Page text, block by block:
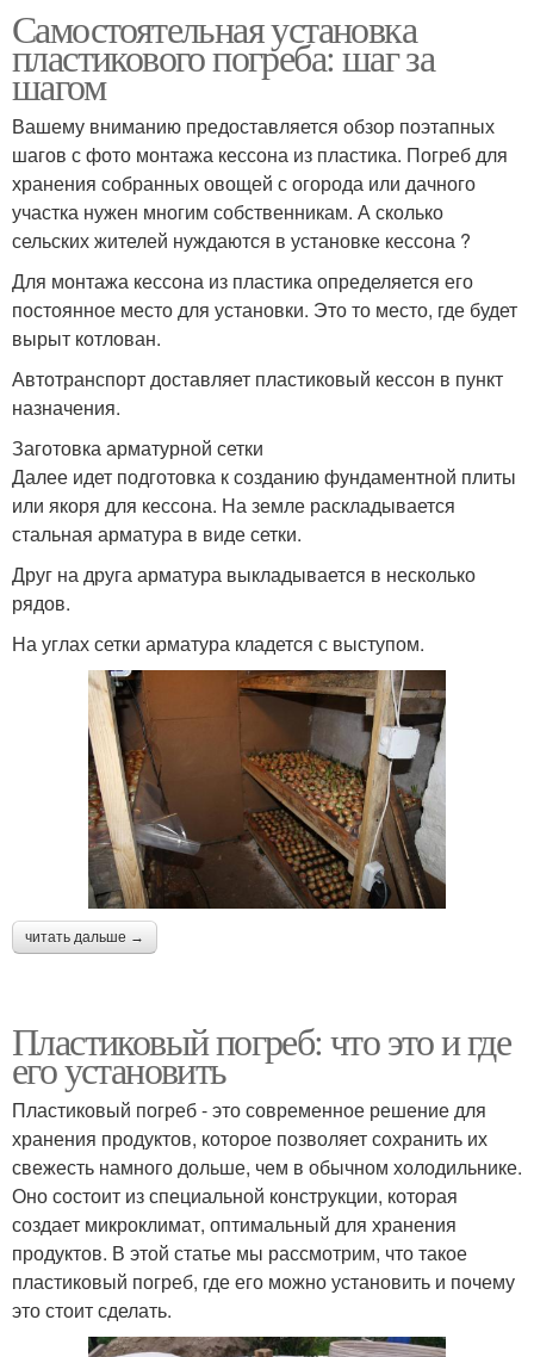
Самостоятельная установка
пластикового погреба: шаг за
шагом
Вашему вниманию предоставляется обзор поэтапных
шагов с фото монтажа кессона из пластика. Погреб для
хранения собранных овощей с огорода или дачного
участка нужен многим собственникам. А сколько
сельских жителей нуждаются в установке кессона ?
Для монтажа кессона из пластика определяется его
постоянное место для установки. Это то место, где будет
вырыт котлован.
Автотранспорт доставляет пластиковый кессон в пункт
назначения.
Заготовка арматурной сетки
Далее идет подготовка к созданию фундаментной плиты
или якоря для кессона. На земле раскладывается
стальная арматура в виде сетки.
Друг на друга арматура выкладывается в несколько
рядов.
На углах сетки арматура кладется с выступом.
читать дальше →
Пластиковый погреб: что это и где
его установить
Пластиковый погреб - это современное решение для
хранения продуктов, которое позволяет сохранить их
свежесть намного дольше, чем в обычном холодильнике.
Оно состоит из специальной конструкции, которая
создает микроклимат, оптимальный для хранения
продуктов. В этой статье мы рассмотрим, что такое
пластиковый погреб, где его можно установить и почему
это стоит сделать.